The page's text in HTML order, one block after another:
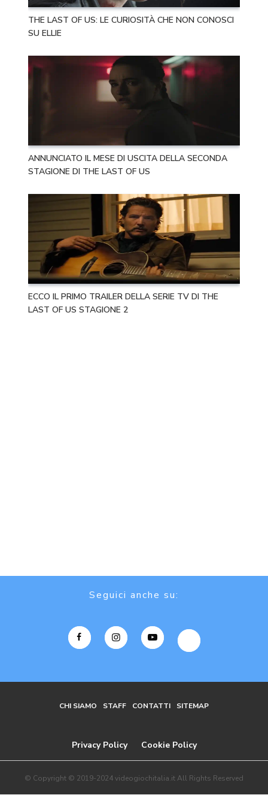
THE LAST OF US: LE CURIOSITÀ CHE NON CONOSCI
SU ELLIE
ANNUNCIATO IL MESE DI USCITA DELLA SECONDA
STAGIONE DI THE LAST OF US
ECCO IL PRIMO TRAILER DELLA SERIE TV DI THE
LAST OF US STAGIONE 2
Seguici anche su:
CHI SIAMO STAFF CONTATTI SITEMAP
Privacy Policy Cookie Policy
© Copyright © 2019-2024 videogiochitalia.it All Rights Reserved